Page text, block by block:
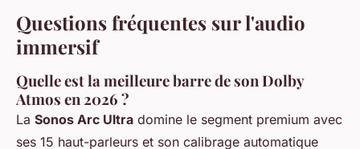
Questions fréquentes sur l'audio
immersif
Quelle est la meilleure barre de son Dolby
Atmos en 2026 ?
La Sonos Arc Ultra domine le segment premium avec
ses 15 haut-parleurs et son calibrage automatique